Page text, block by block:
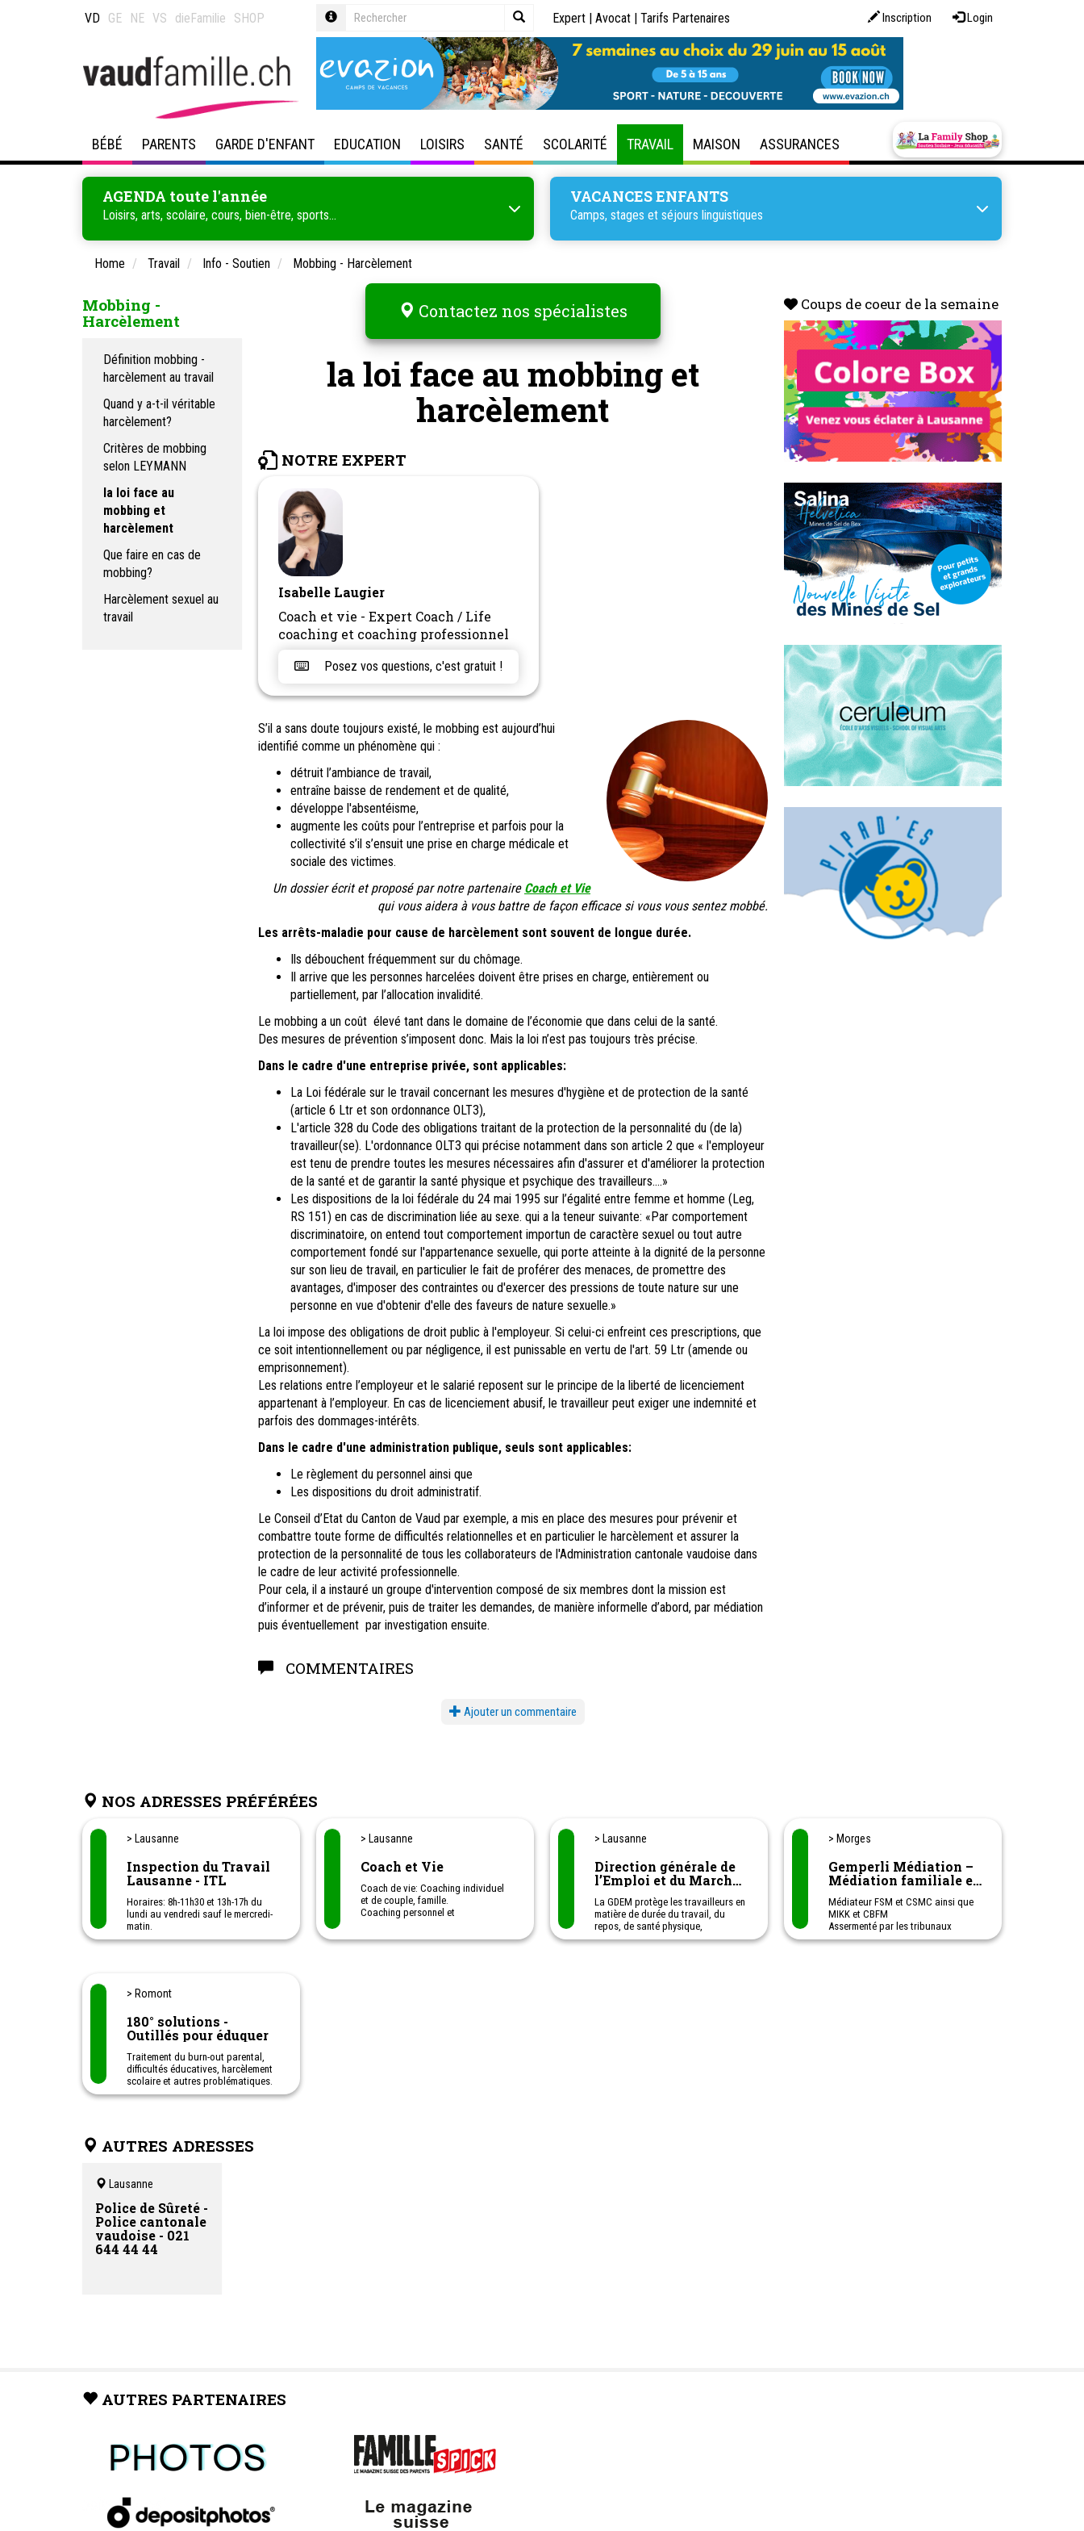
VD GE NE VS dieFamilie SHOP Inscription Login
Expert | Avocat | Tarifs Partenaires
BÉBÉ PARENTS GARDE D'ENFANT EDUCATION LOISIRS SANTÉ SCOLARITÉ TRAVAIL MAISON ASSURANCES
AGENDA toute l'année
Loisirs, arts, scolaire, cours, bien-être, sports...
VACANCES ENFANTS
Camps, stages et séjours linguistiques
Home Travail Info - Soutien Mobbing - Harcèlement
Mobbing -
Harcèlement
Définition mobbing -
harcèlement au travail
Quand y a-t-il véritable
harcèlement?
Critères de mobbing
selon LEYMANN
la loi face au
mobbing et
harcèlement
Que faire en cas de
mobbing?
Harcèlement sexuel au
travail
Contactez nos spécialistes
la loi face au mobbing et
harcèlement
NOTRE EXPERT
Isabelle Laugier
Coach et vie - Expert Coach / Life
coaching et coaching professionnel
Posez vos questions, c'est gratuit !
S’il a sans doute toujours existé, le mobbing est aujourd’hui
identifié comme un phénomène qui :
détruit l’ambiance de travail,
entraîne baisse de rendement et de qualité,
développe l'absentéisme,
augmente les coûts pour l’entreprise et parfois pour la
collectivité s’il s’ensuit une prise en charge médicale et
sociale des victimes.
Un dossier écrit et proposé par notre partenaire Coach et Vie
qui vous aidera à vous battre de façon efficace si vous vous sentez mobbé.
Les arrêts-maladie pour cause de harcèlement sont souvent de longue durée.
Ils débouchent fréquemment sur du chômage.
Il arrive que les personnes harcelées doivent être prises en charge, entièrement ou
partiellement, par l’allocation invalidité.
Le mobbing a un coût élevé tant dans le domaine de l’économie que dans celui de la santé.
Des mesures de prévention s’imposent donc. Mais la loi n’est pas toujours très précise.
Dans le cadre d'une entreprise privée, sont applicables:
La Loi fédérale sur le travail concernant les mesures d'hygiène et de protection de la santé
(article 6 Ltr et son ordonnance OLT3),
L'article 328 du Code des obligations traitant de la protection de la personnalité du (de la)
travailleur(se). L'ordonnance OLT3 qui précise notamment dans son article 2 que « l'employeur
est tenu de prendre toutes les mesures nécessaires afin d'assurer et d'améliorer la protection
de la santé et de garantir la santé physique et psychique des travailleurs....»
Les dispositions de la loi fédérale du 24 mai 1995 sur l’égalité entre femme et homme (Leg,
RS 151) en cas de discrimination liée au sexe. qui a la teneur suivante: «Par comportement
discriminatoire, on entend tout comportement importun de caractère sexuel ou tout autre
comportement fondé sur l'appartenance sexuelle, qui porte atteinte à la dignité de la personne
sur son lieu de travail, en particulier le fait de proférer des menaces, de promettre des
avantages, d'imposer des contraintes ou d'exercer des pressions de toute nature sur une
personne en vue d'obtenir d'elle des faveurs de nature sexuelle.»
La loi impose des obligations de droit public à l'employeur. Si celui-ci enfreint ces prescriptions, que
ce soit intentionnellement ou par négligence, il est punissable en vertu de l'art. 59 Ltr (amende ou
emprisonnement).
Les relations entre l’employeur et le salarié reposent sur le principe de la liberté de licenciement
appartenant à l’employeur. En cas de licenciement abusif, le travailleur peut exiger une indemnité et
parfois des dommages-intérêts.
Dans le cadre d'une administration publique, seuls sont applicables:
Le règlement du personnel ainsi que
Les dispositions du droit administratif.
Le Conseil d’Etat du Canton de Vaud par exemple, a mis en place des mesures pour prévenir et
combattre toute forme de difficultés relationnelles et en particulier le harcèlement et assurer la
protection de la personnalité de tous les collaborateurs de l'Administration cantonale vaudoise dans
le cadre de leur activité professionnelle.
Pour cela, il a instauré un groupe d'intervention composé de six membres dont la mission est
d’informer et de prévenir, puis de traiter les demandes, de manière informelle d’abord, par médiation
puis éventuellement par investigation ensuite.
COMMENTAIRES
Ajouter un commentaire
Coups de coeur de la semaine
NOS ADRESSES PRÉFÉRÉES
> Lausanne
Inspection du Travail
Lausanne - ITL
Horaires: 8h-11h30 et 13h-17h du
lundi au vendredi sauf le mercredi-
matin.
Renseignements et conseils sur le
> Lausanne
Coach et Vie
Coach de vie: Coaching individuel
et de couple, famille.
Coaching personnel et
successoral, adultes/adolescents
> Lausanne
Direction générale de
l’Emploi et du Marché
du travail - DGEM
La GDEM protège les travailleurs en
matière de durée du travail, du
repos, de santé physique,
psychique, d'hygiène et d'ergonomie
> Morges
Gemperli Médiation –
Médiation familiale et
médiation au travail
Médiateur FSM et CSMC ainsi que
MIKK et CBFM
Assermenté par les tribunaux
cantonaux de Vaud, Genève et
> Romont
180° solutions -
Outillés pour éduquer
Traitement du burn-out parental,
difficultés éducatives, harcèlement
scolaire et autres problématiques.
Psychologue et consultations
ados et les adultes, à améliorer leur
quotidien. Je propose aux familles,
concrète et efficace durant laquelle
vous serez acteur de votre
évolution.
AUTRES ADRESSES
Lausanne
Police de Sûreté -
Police cantonale
vaudoise - 021
644 44 44
AUTRES PARTENAIRES